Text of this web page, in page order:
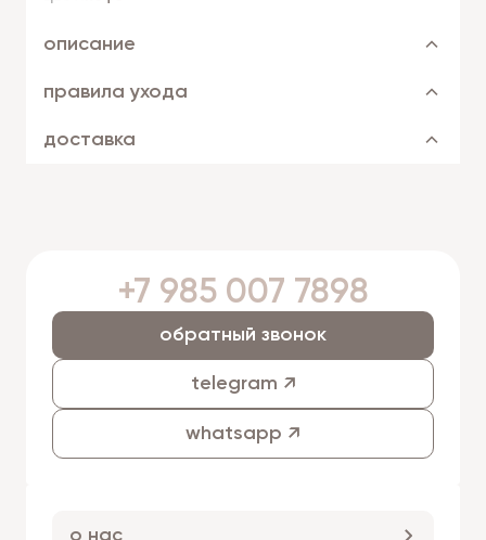
описание
правила ухода
доставка
+7 985 007 7898
telegram ↗
whatsapp ↗
обратный звонок
о нас